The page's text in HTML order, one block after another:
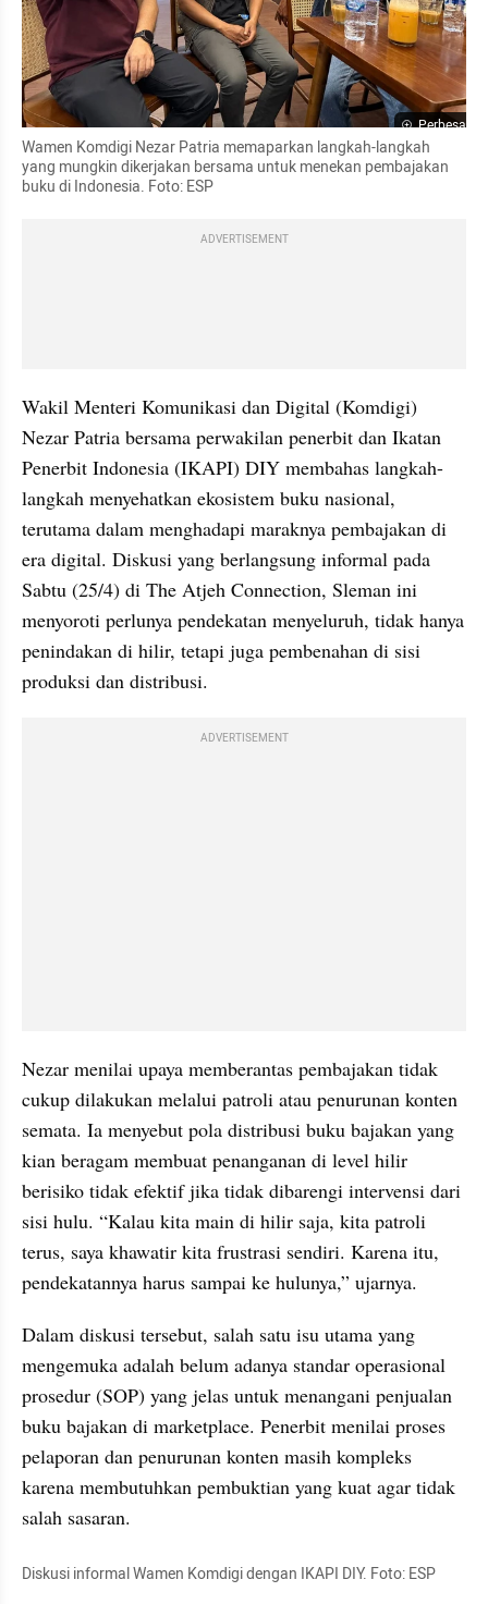
Perbesar
Wamen Komdigi Nezar Patria memaparkan langkah-langkah
yang mungkin dikerjakan bersama untuk menekan pembajakan
buku di Indonesia. Foto: ESP
ADVERTISEMENT
Wakil Menteri Komunikasi dan Digital (Komdigi)
Nezar Patria bersama perwakilan penerbit dan Ikatan
Penerbit Indonesia (IKAPI) DIY membahas langkah-
langkah menyehatkan ekosistem buku nasional,
terutama dalam menghadapi maraknya pembajakan di
era digital. Diskusi yang berlangsung informal pada
Sabtu (25/4) di The Atjeh Connection, Sleman ini
menyoroti perlunya pendekatan menyeluruh, tidak hanya
penindakan di hilir, tetapi juga pembenahan di sisi
produksi dan distribusi.
ADVERTISEMENT
Nezar menilai upaya memberantas pembajakan tidak
cukup dilakukan melalui patroli atau penurunan konten
semata. Ia menyebut pola distribusi buku bajakan yang
kian beragam membuat penanganan di level hilir
berisiko tidak efektif jika tidak dibarengi intervensi dari
sisi hulu. “Kalau kita main di hilir saja, kita patroli
terus, saya khawatir kita frustrasi sendiri. Karena itu,
pendekatannya harus sampai ke hulunya,” ujarnya.
Dalam diskusi tersebut, salah satu isu utama yang
mengemuka adalah belum adanya standar operasional
prosedur (SOP) yang jelas untuk menangani penjualan
buku bajakan di marketplace. Penerbit menilai proses
pelaporan dan penurunan konten masih kompleks
karena membutuhkan pembuktian yang kuat agar tidak
salah sasaran.
Diskusi informal Wamen Komdigi dengan IKAPI DIY. Foto: ESP